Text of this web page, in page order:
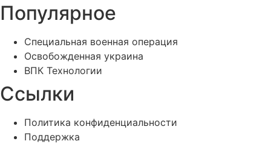
Популярное
Специальная военная операция
Освобожденная украина
ВПК Технологии
Ссылки
Политика конфиденциальности
Поддержка